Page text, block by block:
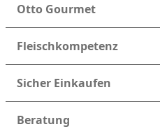
Otto Gourmet
Fleischkompetenz
Sicher Einkaufen
Beratung